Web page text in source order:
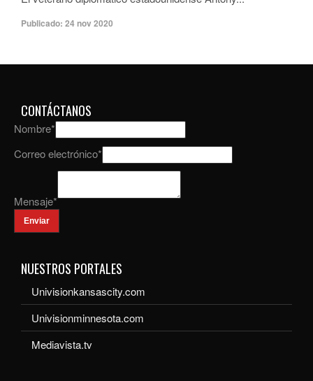
Publicado: 24 nov 2020
CONTÁCTANOS
Nombre*
Correo electrónico*
Mensaje*
Enviar
NUESTROS PORTALES
Univisionkansascity.com
Univisionminnesota.com
Mediavista.tv